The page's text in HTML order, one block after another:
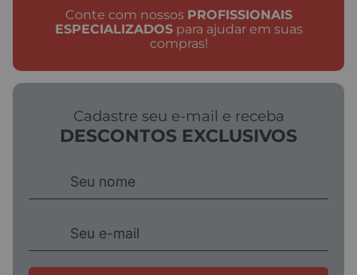
Conte com nossos PROFISSIONAIS
ESPECIALIZADOSpara ajudar em suas
compras!
Cadastre seu e-mail e receba
DESCONTOS EXCLUSIVOS